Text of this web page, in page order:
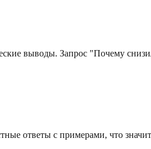
выводы. Запрос "Почему
ответы с примерами, что